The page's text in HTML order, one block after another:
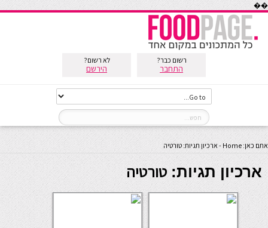
��
רשום כבר?
התחבר
לא רשום?
הירשם
אתם כאן: Home
- ארכיון תגיות: טורטיה
ארכיון תגיות: טורטיה